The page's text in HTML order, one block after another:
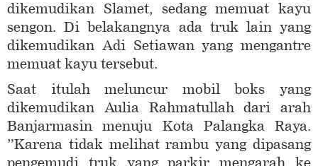
dikemudikan Slamet, sedang memuat kayu
sengon. Di belakangnya ada truk lain yang
dikemudikan Adi Setiawan yang mengantre
memuat kayu tersebut.
Saat itulah meluncur mobil boks yang
dikemudikan Aulia Rahmatullah dari arah
Banjarmasin menuju Kota Palangka Raya.
”Karena tidak melihat rambu yang dipasang